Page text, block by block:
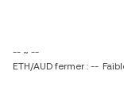
-- ~ --
ETH/AUD fermer : --